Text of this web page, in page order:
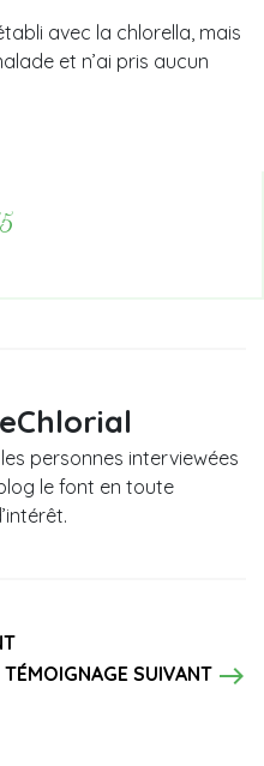
avec la chlorella, mais
et n’ai pris aucun
personnes interviewées
le font en toute
TÉMOIGNAGE SUIVANT east